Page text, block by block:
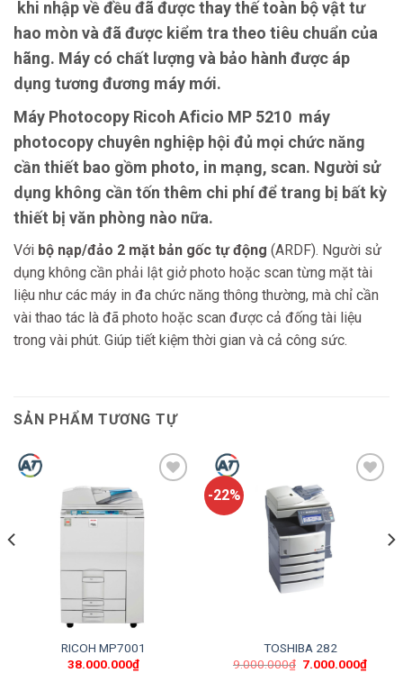
khi nhập về đều đã được thay thế toàn bộ vật tư
hao mòn và đã được kiểm tra theo tiêu chuẩn của
hãng. Máy có chất lượng và bảo hành được áp
dụng tương đương máy mới.
Máy Photocopy Ricoh Aficio MP 5210 máy
photocopy chuyên nghiệp hội đủ mọi chức năng
cần thiết bao gồm photo, in mạng, scan. Người sử
dụng không cần tốn thêm chi phí để trang bị bất kỳ
thiết bị văn phòng nào nữa.
Với bộ nạp/đảo 2 mặt bản gốc tự động (ARDF). Người sử
dụng không cần phải lật giở photo hoặc scan từng mặt tài
liệu như các máy in đa chức năng thông thường, mà chỉ cần
vài thao tác là đã photo hoặc scan được cả đống tài liệu
trong vài phút. Giúp tiết kiệm thời gian và cả công sức.
SẢN PHẨM TƯƠNG TỰ
RICOH MP7001
38.000.000₫
-22%
TOSHIBA 282
9.000.000₫ 7.000.000₫